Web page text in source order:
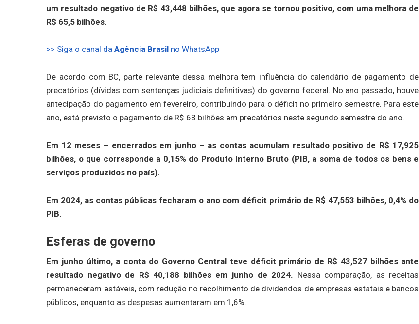
um resultado negativo de R$ 43,448 bilhões, que agora se tornou positivo, com uma melhora de
R$ 65,5 bilhões.
>> Siga o canal daAgência Brasil no WhatsApp
De acordo com BC, parte relevante dessa melhora tem influência do calendário de pagamento de
precatórios (dívidas com sentenças judiciais definitivas) do governo federal. No ano passado, houve
antecipação do pagamento em fevereiro, contribuindo para o déficit no primeiro semestre. Para este
ano, está previsto o pagamento de R$ 63 bilhões em precatórios neste segundo semestre do ano.
Em 12 meses – encerrados em junho – as contas acumulam resultado positivo de R$ 17,925
bilhões, o que corresponde a 0,15% do Produto Interno Bruto (PIB, a soma de todos os bens e
serviços produzidos no país).
Em 2024, as contas públicas fecharam o ano com déficit primário de R$ 47,553 bilhões, 0,4% do
PIB.
Esferas de governo
Em junho último, a conta do Governo Central teve déficit primário de R$ 43,527 bilhões ante
resultado negativo de R$ 40,188 bilhões em junho de 2024. Nessa comparação, as receitas
permaneceram estáveis, com redução no recolhimento de dividendos de empresas estatais e bancos
públicos, enquanto as despesas aumentaram em 1,6%.